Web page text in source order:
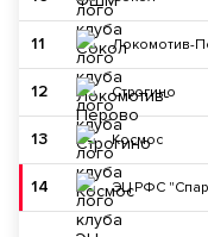
11 Локомотив-
12 Строгино
13 Космос
14 ЭЦ РФС